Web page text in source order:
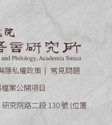
隱私權政策
常見問題
案公開項目
究院路二段 130 號 (位置